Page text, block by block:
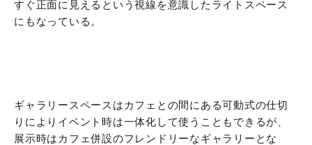
すぐ正面に見えるという視線を意識したライトスペース
にもなっている。
ギャラリースペースはカフェとの間にある可動式の仕切
りによりイベント時は一体化して使うこともできるが、
展示時はカフェ併設のフレンドリーなギャラリーとな